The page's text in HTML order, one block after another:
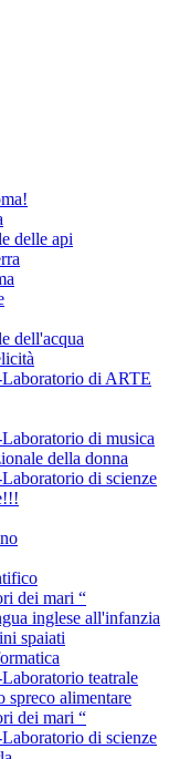
delle api
dell'acqua
di ARTE
di musica
della donna
di scienze
dei mari “
inglese all'infanzia
spaiati
teatrale
spreco alimentare
dei mari “
di scienze